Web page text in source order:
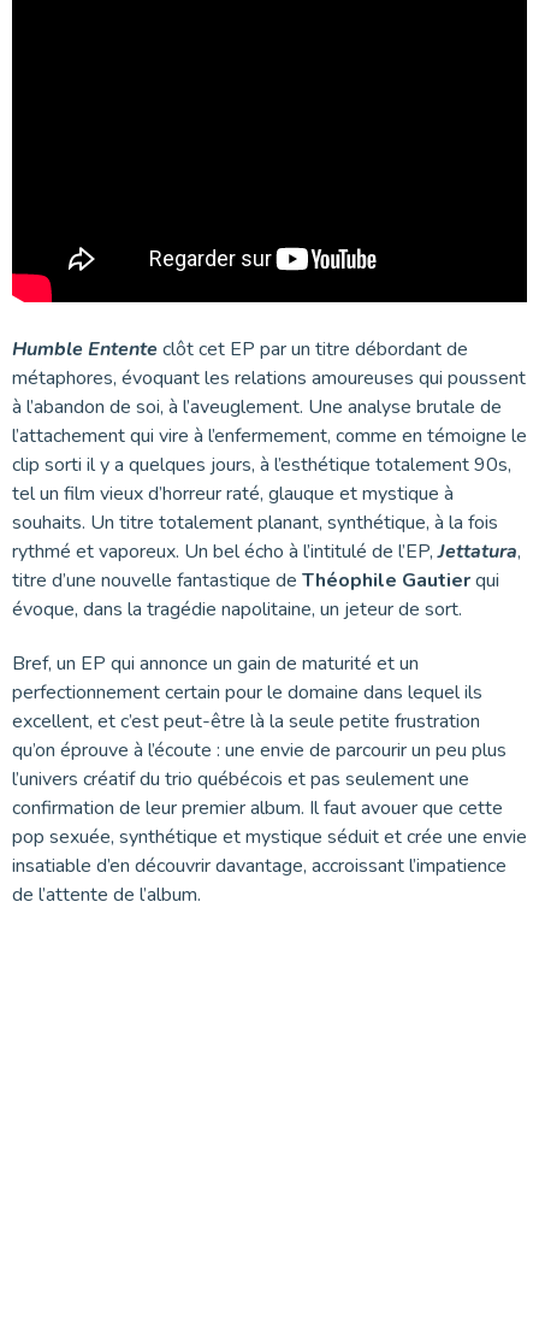
Humble Ententeclôt cet EP par un titre débordant de
métaphores, évoquant les relations amoureuses qui poussent
à l’abandon de soi, à l’aveuglement. Une analyse brutale de
l’attachement qui vire à l’enfermement, comme en témoigne le
clip sorti il y a quelques jours, à l’esthétique totalement 90s,
tel un film vieux d’horreur raté, glauque et mystique à
souhaits. Un titre totalement planant, synthétique, à la fois
rythmé et vaporeux. Un bel écho à l’intitulé de l’EP,Jettatura,
titre d’une nouvelle fantastique de Théophile Gautierqui
évoque, dans la tragédie napolitaine, un jeteur de sort.
Bref, un EP qui annonce un gain de maturité et un
perfectionnement certain pour le domaine dans lequel ils
excellent, et c’est peut-être là la seule petite frustration
qu’on éprouve à l’écoute : une envie de parcourir un peu plus
l’univers créatif du trio québécois et pas seulement une
confirmation de leur premier album. Il faut avouer que cette
pop sexuée, synthétique et mystique séduit et crée une envie
insatiable d’en découvrir davantage, accroissant l’impatience
de l’attente de l’album.